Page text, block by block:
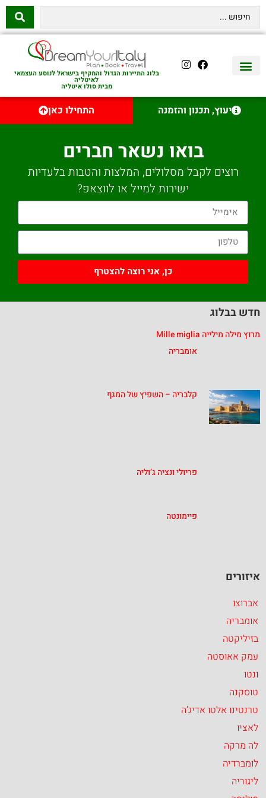
בלוג התיירות הגדול והמקיף בישראל לנוסע העצמאי
לאיטליה
מבית סולו איטליה
יעוץ, תכנון והזמנה התחילו כאן
בואו נשאר חברים
רוצים לקבל מסלולים, המלצות והטבות בלעדיות
ישירות למייל או לווצאפ?
כן, אני רוצה להצטרף
חדש בבלוג
מרוץ מילה מילייה Mille miglia
אומבריה
קלבריה – השפיץ של המגף
פריולי ונציה ג’וליה
פיימונטה
איזורים
אברוצו
אומבריה
בזיליקטה
עמק אאוסטה
ונטו
טוסקנה
טרנטינו אלטו אדיג’ה
לאציו
לה מרקה
לומברדיה
ליגוריה